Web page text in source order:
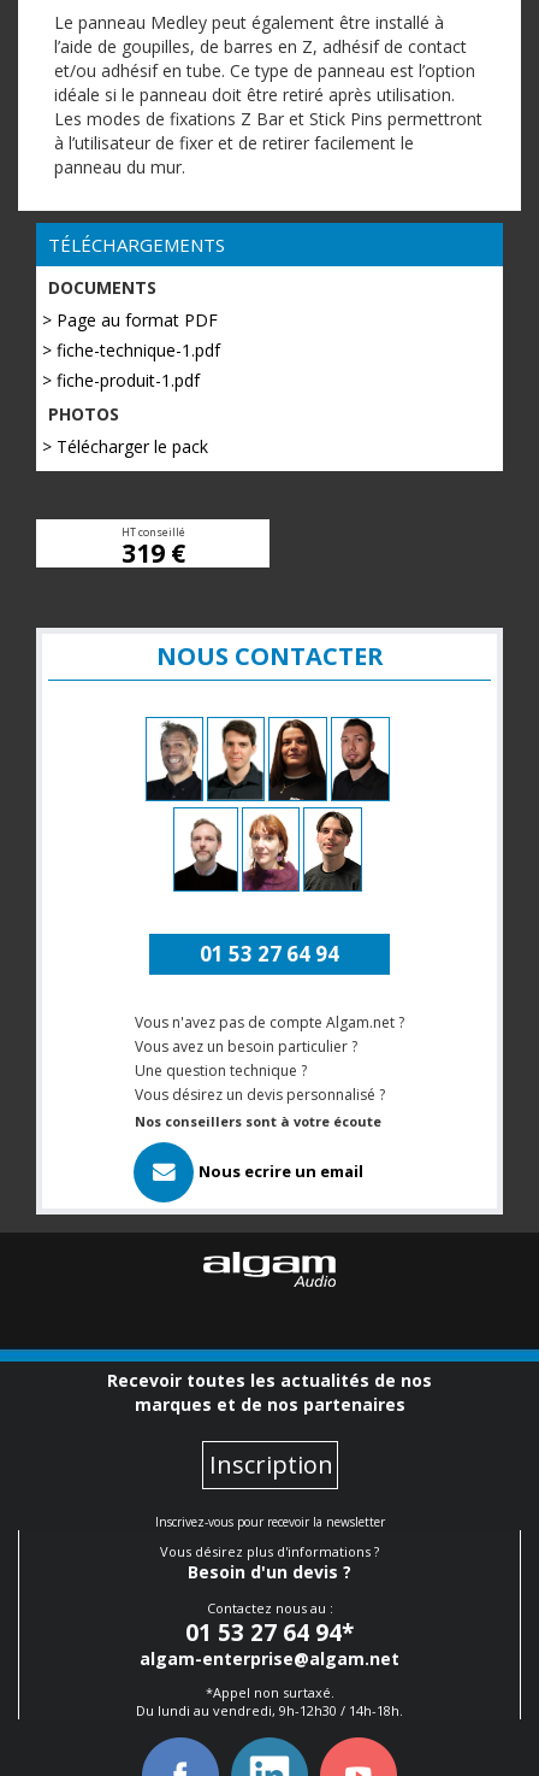
Le panneau Medley peut également être installé à
l’aide de goupilles, de barres en Z, adhésif de contact
et/ou adhésif en tube. Ce type de panneau est l’option
idéale si le panneau doit être retiré après utilisation.
Les modes de fixations Z Bar et Stick Pins permettront
à l’utilisateur de fixer et de retirer facilement le
panneau du mur.
TÉLÉCHARGEMENTS
DOCUMENTS
> Page au format PDF
> fiche-technique-1.pdf
> fiche-produit-1.pdf
PHOTOS
> Télécharger le pack
HT conseillé
319 €
NOUS CONTACTER
01 53 27 64 94
Vous n'avez pas de compte Algam.net ?
Vous avez un besoin particulier ?
Une question technique ?
Vous désirez un devis personnalisé ?
Nos conseillers sont à votre écoute
Nous ecrire un email
Recevoir toutes les actualités de nos
marques et de nos partenaires
Inscription
Inscrivez-vous pour recevoir la newsletter
Vous désirez plus d'informations ?
Besoin d'un devis ?
Contactez nous au :
01 53 27 64 94*
algam-enterprise@algam.net
*Appel non surtaxé.
Du lundi au vendredi, 9h-12h30 / 14h-18h.